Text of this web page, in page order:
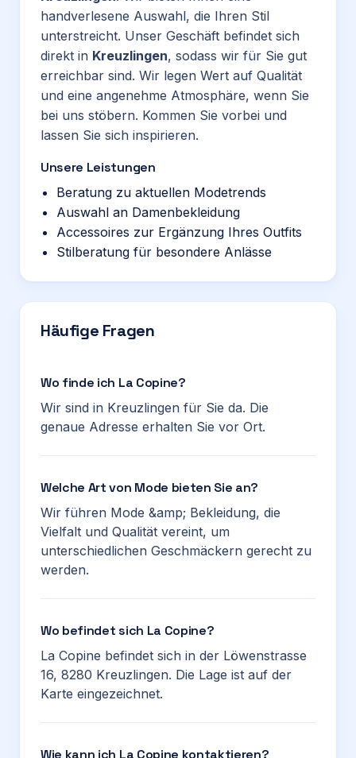
handverlesene Auswahl, die Ihren Stil
unterstreicht. Unser Geschäft befindet sich
direkt in Kreuzlingen, sodass wir für Sie gut
erreichbar sind. Wir legen Wert auf Qualität
und eine angenehme Atmosphäre, wenn Sie
bei uns stöbern. Kommen Sie vorbei und
lassen Sie sich inspirieren.
Unsere Leistungen
Beratung zu aktuellen Modetrends
Auswahl an Damenbekleidung
Accessoires zur Ergänzung Ihres Outfits
Stilberatung für besondere Anlässe
Häufige Fragen
Wo finde ich La Copine?
Wir sind in Kreuzlingen für Sie da. Die
genaue Adresse erhalten Sie vor Ort.
Welche Art von Mode bieten Sie an?
Wir führen Mode &amp; Bekleidung, die
Vielfalt und Qualität vereint, um
unterschiedlichen Geschmäckern gerecht zu
werden.
Wo befindet sich La Copine?
La Copine befindet sich in der Löwenstrasse
16, 8280 Kreuzlingen. Die Lage ist auf der
Karte eingezeichnet.
Wie kann ich La Copine kontaktieren?